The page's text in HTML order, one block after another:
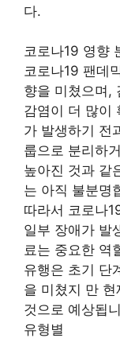
다.
코로나19 영향
코로나19 팬데
향을 미쳤으며,
감염이 더 많이
가 발생하기 전
룹으로 분리하
높아진 것과 같
는 아직 불분명
따라서 코로나
일부 장애가 발
료는 중요한 역
유행은 초기 단
을 미쳤지 만
것으로 예상됩
유형별